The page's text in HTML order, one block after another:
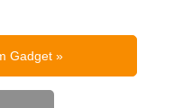
Gadget